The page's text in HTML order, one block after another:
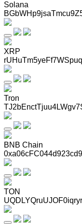
Solana
XRP
Tron
BNB Chain
TON